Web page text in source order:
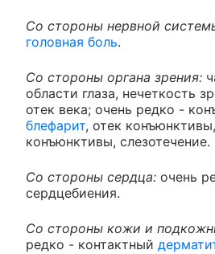
Со стороны нервной
головная боль.
Со стороны органа зрения:
области глаза, нечеткость
отек века; очень редко -
блефарит, отек
конъюнктивы, слезотечение.
Со стороны сердца: очень
сердцебиения.
Со стороны кожи и
редко - контактный